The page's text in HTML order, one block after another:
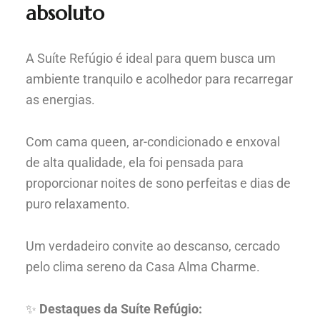
absoluto
A Suíte Refúgio é ideal para quem busca um
ambiente tranquilo e acolhedor para recarregar
as energias.
Com cama queen, ar-condicionado e enxoval
de alta qualidade, ela foi pensada para
proporcionar noites de sono perfeitas e dias de
puro relaxamento.
Um verdadeiro convite ao descanso, cercado
pelo clima sereno da Casa Alma Charme.
✨ Destaques da Suíte Refúgio: